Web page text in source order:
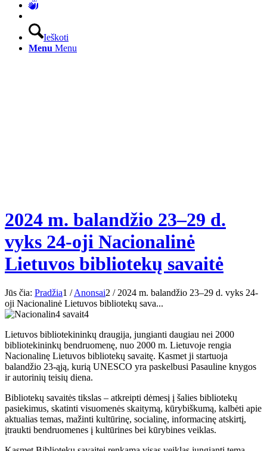
Ieškoti
Menu Menu
2024 m. balandžio 23–29 d.
vyks 24-oji Nacionalinė
Lietuvos bibliotekų savaitė
Jūs čia: Pradžia1 / Anonsai2 / 2024 m. balandžio 23–29 d. vyks 24-
oji Nacionalinė Lietuvos bibliotekų sava...
Lietuvos bibliotekininkų draugija, jungianti daugiau nei 2000
bibliotekininkų bendruomenę, nuo 2000 m. Lietuvoje rengia
Nacionalinę Lietuvos bibliotekų savaitę. Kasmet ji startuoja
balandžio 23-ąją, kurią UNESCO yra paskelbusi Pasauline knygos
ir autorinių teisių diena.
Bibliotekų savaitės tikslas – atkreipti dėmesį į šalies bibliotekų
pasiekimus, skatinti visuomenės skaitymą, kūrybiškumą, kalbėti apie
aktualias temas, mažinti kultūrinę, socialinę, informacinę atskirtį,
įtraukti bendruomenes į kultūrines bei kūrybines veiklas.